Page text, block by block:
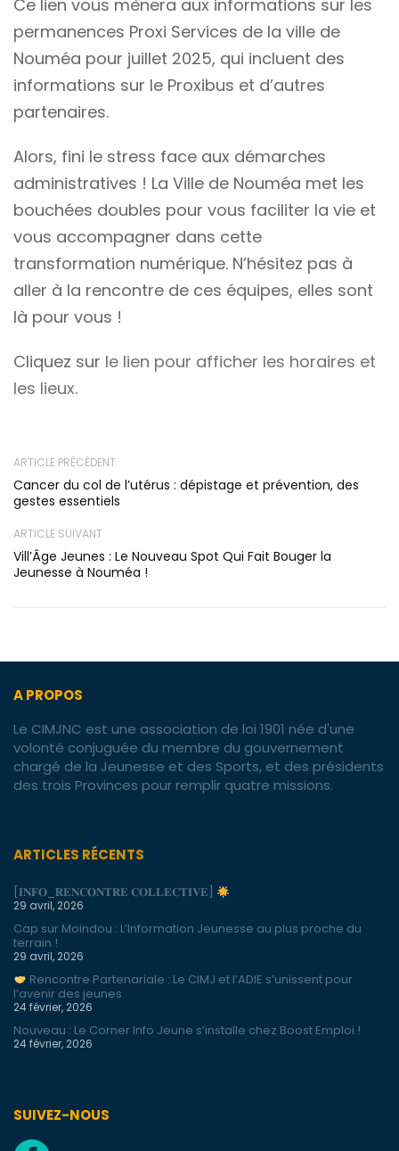
Ce lien vous mènera aux informations sur les
permanences Proxi Services de la ville de
Nouméa pour juillet 2025, qui incluent des
informations sur le Proxibus et d’autres
partenaires.
Alors, fini le stress face aux démarches
administratives ! La Ville de Nouméa met les
bouchées doubles pour vous faciliter la vie et
vous accompagner dans cette
transformation numérique. N’hésitez pas à
aller à la rencontre de ces équipes, elles sont
là pour vous !
Cliquez sur le lien pour afficher les horaires et
les lieux.
ARTICLE PRÉCÉDENT
Cancer du col de l’utérus : dépistage et prévention, des
gestes essentiels
ARTICLE SUIVANT
Vill’Âge Jeunes : Le Nouveau Spot Qui Fait Bouger la
Jeunesse à Nouméa !
A PROPOS
Le CIMJNC est une association de loi 1901 née d'une
volonté conjuguée du membre du gouvernement
chargé de la Jeunesse et des Sports, et des présidents
des trois Provinces pour remplir quatre missions.
ARTICLES RÉCENTS
[𝐈𝐍𝐅𝐎_𝐑𝐄𝐍𝐂𝐎𝐍𝐓𝐑𝐄 𝐂𝐎𝐋𝐋𝐄𝐂𝐓𝐈𝐕𝐄]
29 avril, 2026
Cap sur Moindou : L’Information Jeunesse au plus proche du
terrain !
29 avril, 2026
Rencontre Partenariale : Le CIMJ et l’ADIE s’unissent pour
l’avenir des jeunes
24 février, 2026
Nouveau : Le Corner Info Jeune s’installe chez Boost Emploi !
24 février, 2026
SUIVEZ-NOUS